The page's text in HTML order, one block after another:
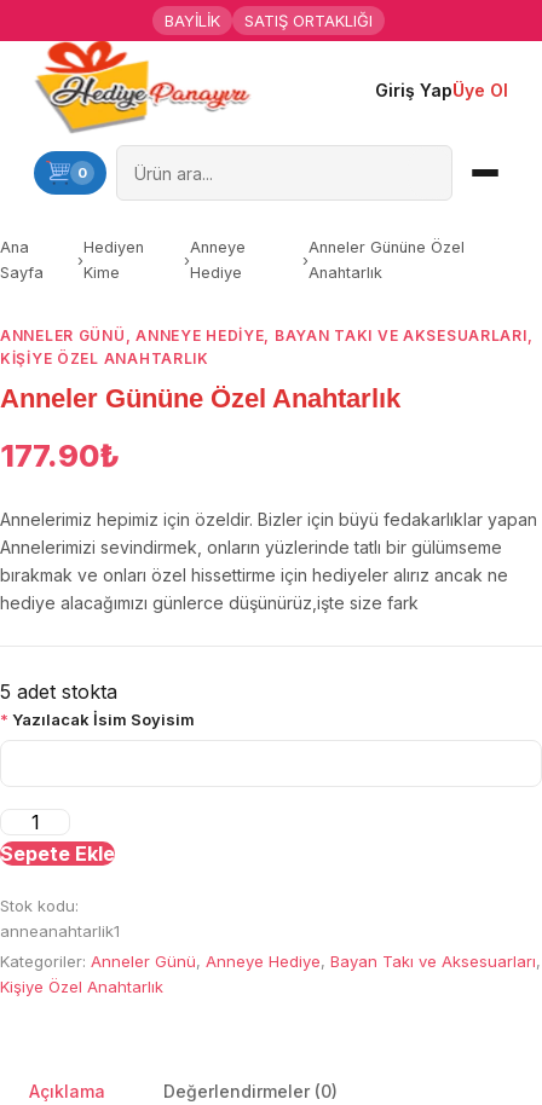
BAYİLİK SATIŞ ORTAKLIĞI
Giriş YapÜye Ol
0
Ana Sayfa
Kişiye Özel Hediyeler
Mesleklere Özel Hediyeler
Özel Günler
Öğrenci Motivasyon Hediyeleri
Yaka Rozeti
Farklı Hediyeler
Ana
Sayfa
›
Hediyen
Kime
›
Anneye
Hediye
›
Anneler Gününe Özel
Anahtarlık
ANNELER GÜNÜ ,ANNEYE HEDIYE, BAYAN TAKI VE AKSESUARLARI,
KIŞIYE ÖZEL ANAHTARLIK
Anneler Gününe Özel Anahtarlık
177.90₺
Annelerimiz hepimiz için özeldir. Bizler için büyü fedakarlıklar yapan
Annelerimizi sevindirmek, onların yüzlerinde tatlı bir gülümseme
bırakmak ve onları özel hissettirme için hediyeler alırız ancak ne
hediye alacağımızı günlerce düşünürüz,işte size fark
5 adet stokta
* Yazılacak İsim Soyisim
Anneler
Gününe
Anahtarlık
Sepete Ekle
Stok kodu:
anneanahtarlik1
Kategoriler: Anneler Günü, Anneye Hediye, Bayan Takı ve Aksesuarları,
Kişiye Özel Anahtarlık
Açıklama Değerlendirmeler (0)